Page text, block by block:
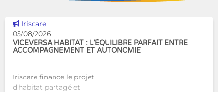
Voir cette news
Iriscare
05/08/2026
VICEVERSA HABITAT : L’ÉQUILIBRE PARFAIT ENTRE
ACCOMPAGNEMENT ET AUTONOMIE
Iriscare finance le projet
d'habitat partagé et